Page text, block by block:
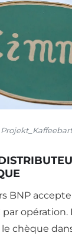
BNP
opération.
chèque